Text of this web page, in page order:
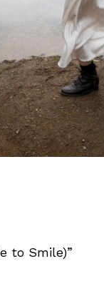
to Smile)”